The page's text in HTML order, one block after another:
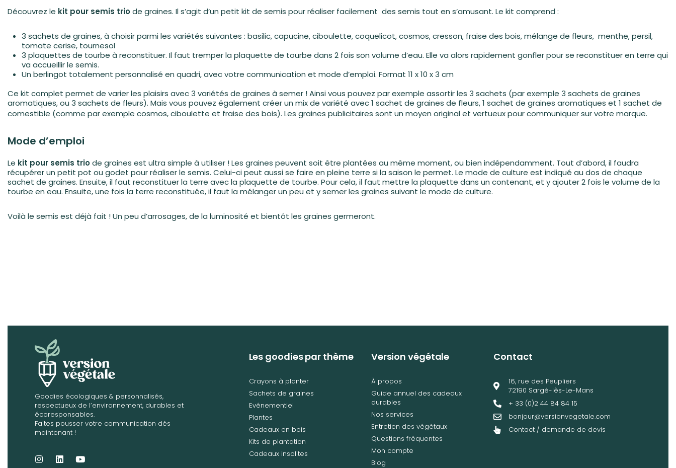
Découvrez le kit pour semis triode graines. Il s’agit d’un petit kit de semis pour réaliser facilement des semis tout en s’amusant. Le kit comprend :
3 sachets de graines, à choisir parmi les variétés suivantes : basilic, capucine, ciboulette, coquelicot, cosmos, cresson, fraise des bois, mélange de fleurs, menthe, persil,
tomate cerise, tournesol
3 plaquettes de tourbe à reconstituer. Il faut tremper la plaquette de tourbe dans 2 fois son volume d’eau. Elle va alors rapidement gonfler pour se reconstituer en terre qui
va accueillir le semis.
Un berlingot totalement personnalisé en quadri, avec votre communication et mode d’emploi. Format 11 x 10 x 3 cm
Ce kit complet permet de varier les plaisirs avec 3 variétés de graines à semer ! Ainsi vous pouvez par exemple assortir les 3 sachets (par exemple 3 sachets de graines
aromatiques, ou 3 sachets de fleurs). Mais vous pouvez également créer un mix de variété avec 1 sachet de graines de fleurs, 1 sachet de graines aromatiques et 1 sachet de
comestible (comme par exemple cosmos, ciboulette et fraise des bois). Les graines publicitaires sont un moyen original et vertueux pour communiquer sur votre marque.
Mode d’emploi
Le kit pour semis triode graines est ultra simple à utiliser ! Les graines peuvent soit être plantées au même moment, ou bien indépendamment. Tout d’abord, il faudra
récupérer un petit pot ou godet pour réaliser le semis. Celui-ci peut aussi se faire en pleine terre si la saison le permet. Le mode de culture est indiqué au dos de chaque
sachet de graines. Ensuite, il faut reconstituer la terre avec la plaquette de tourbe. Pour cela, il faut mettre la plaquette dans un contenant, et y ajouter 2 fois le volume de la
tourbe en eau. Ensuite, une fois la terre reconstituée, il faut la mélanger un peu et y semer les graines suivant le mode de culture.
Voilà le semis est déjà fait ! Un peu d’arrosages, de la luminosité et bientôt les graines germeront.
Goodies écologiques & personnalisés,
respectueux de l’environnement, durables et
écoresponsables.
Faites pousser votre communication dès
maintenant !
Les goodies par thème
Crayons à planter
Sachets de graines
Evénementiel
Plantes
Cadeaux en bois
Kits de plantation
Cadeaux insolites
Version végétale
À propos
Guide annuel des cadeaux
durables
Nos services
Entretien des végétaux
Questions fréquentes
Mon compte
Blog
Contact
16, rue des Peupliers
72190 Sargé-lès-Le-Mans
+ 33 (0)2 44 84 84 15
bonjour@versionvegetale.com
Contact / demande de devis